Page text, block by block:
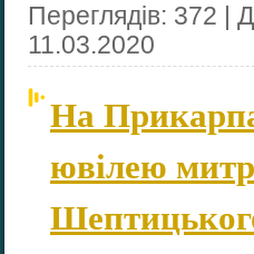
Переглядів: 372 |
11.03.2020
На
ювілею